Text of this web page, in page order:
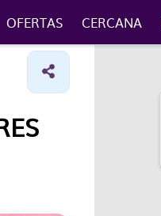
OFERTAS CERCANA